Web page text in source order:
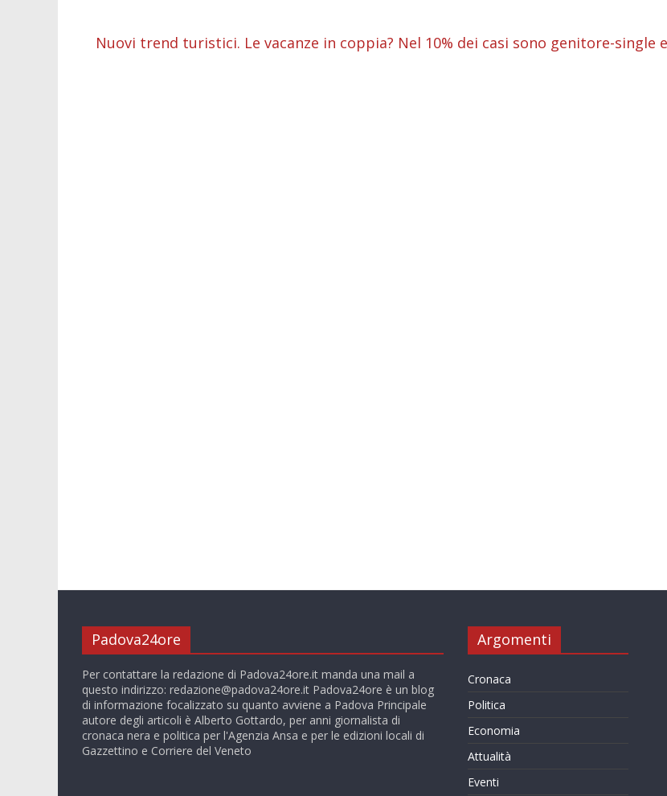
p er
Nuovi trend turistici. Le vacanze in coppia? Nel 10% dei casi sono genitore-single
Padova24ore
Per contattare la redazione di Padova24ore.it manda una mail a
questo indirizzo: redazione@padova24ore.it Padova24ore è un blog
di informazione focalizzato su quanto avviene a Padova Principale
autore degli articoli è Alberto Gottardo, per anni giornalista di
cronaca nera e politica per l'Agenzia Ansa e per le edizioni locali di
Gazzettino e Corriere del Veneto
Argomenti
Cronaca
Politica
Economia
Attualità
Eventi